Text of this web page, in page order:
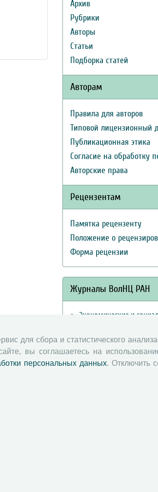
Архив
Рубрики
Авторы
Статьи
Подборка статей
Авторам
Правила для авторов
Типовой лицензионный
Публикационная этика
Согласие на обработку
Авторские права
Рецензентам
Памятка рецензенту
Положение о
Форма рецензии
Журналы ВолНЦ РАН
Экономические и
Вопросы
Социальное
Юный экономист
для сбора и статистического
вы соглашаетесь на
персональных данных. Отключить